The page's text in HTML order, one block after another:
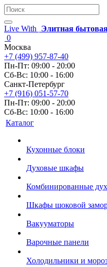
Live With
Элитная
0
Москва
+7 (499) 957-87-40
Пн-Пт: 09:00 - 20:00
Сб-Вс: 10:00 - 16:00
Санкт-Петербург
+7 (916) 051-57-70
Пн-Пт: 09:00 - 20:00
Сб-Вс: 10:00 - 16:00
Каталог
Кухонные блоки
Духовые шкафы
Комбинированные
Шкафы шоковой
Вакууматоры
Варочные панели
Холодильники и